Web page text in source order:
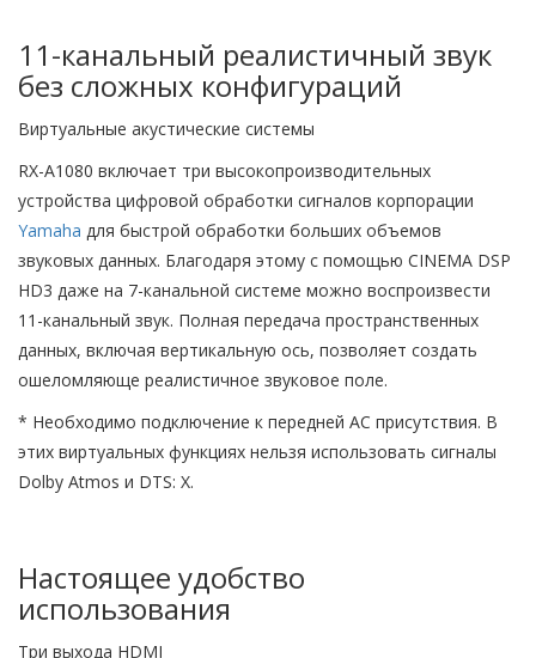
11-канальный реалистичный звук
без сложных конфигураций
Виртуальные акустические системы
RX-A1080 включает три высокопроизводительных
устройства цифровой обработки сигналов корпорации
Yamaha для быстрой обработки больших объемов
звуковых данных. Благодаря этому с помощью CINEMA DSP
HD3 даже на 7-канальной системе можно воспроизвести
11-канальный звук. Полная передача пространственных
данных, включая вертикальную ось, позволяет создать
ошеломляюще реалистичное звуковое поле.
* Необходимо подключение к передней АС присутствия. В
этих виртуальных функциях нельзя использовать сигналы
Dolby Atmos и DTS: X.
Настоящее удобство
использования
Три выхода HDMI